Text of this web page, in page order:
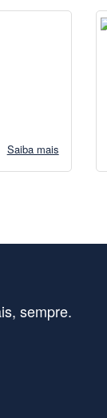
Saiba mais